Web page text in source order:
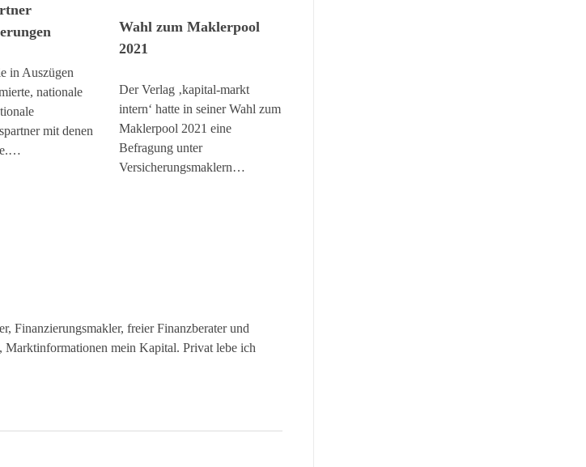
in Auszügen
nationale
mit denen
Wahl zum Maklerpool
2021
Der Verlag ‚kapital-markt
intern‘ hatte in seiner Wahl zum
Maklerpool 2021 eine
Befragung unter
Versicherungsmaklern…
Finanzierungsmakler, freier Finanzberater und
Marktinformationen mein Kapital. Privat lebe ich